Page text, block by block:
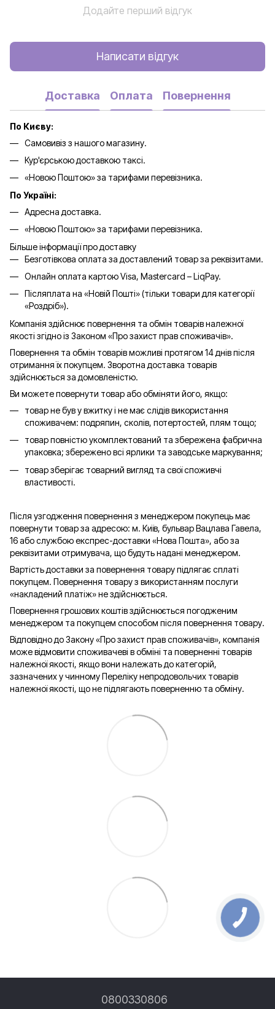
Додайте перший відгук
Написати відгук
Доставка Оплата Повернення
По Києву:
Самовивіз з нашого магазину.
Кур'єрською доставкою таксі.
«Новою Поштою» за тарифами перевізника.
По Україні:
Адресна доставка.
«Новою Поштою» за тарифами перевізника.
Більше інформації про доставку
Безготівкова оплата за доставлений товар за реквізитами.
Онлайн оплата картою Visa, Mastercard – LiqPay.
Післяплата на «Новій Пошті» (тільки товари для категорії
«Роздріб»).
Компанія здійснює повернення та обмін товарів належної
якості згідно із Законом «Про захист прав споживачів».
Повернення та обмін товарів можливі протягом 14 днів після
отримання їх покупцем. Зворотна доставка товарів
здійснюється за домовленістю.
Ви можете повернути товар або обміняти його, якщо:
товар не був у вжитку і не має слідів використання
споживачем: подряпин, сколів, потертостей, плям тощо;
товар повністю укомплектований та збережена фабрична
упаковка; збережено всі ярлики та заводське маркування;
товар зберігає товарний вигляд та свої споживчі
властивості.
Після узгодження повернення з менеджером покупець має
повернути товар за адресою: м. Київ, бульвар Вацлава Гавела,
16 або службою експрес-доставки «Нова Пошта», або за
реквізитами отримувача, що будуть надані менеджером.
Вартість доставки за повернення товару підлягає сплаті
покупцем. Повернення товару з використанням послуги
«накладений платіж» не здійснюється.
Повернення грошових коштів здійснюється погодженим
менеджером та покупцем способом після повернення товару.
Відповідно до Закону «Про захист прав споживачів», компанія
може відмовити споживачеві в обміні та поверненні товарів
належної якості, якщо вони належать до категорій,
зазначених у чинному Переліку непродовольчих товарів
належної якості, що не підлягають поверненню та обміну.
0800330806